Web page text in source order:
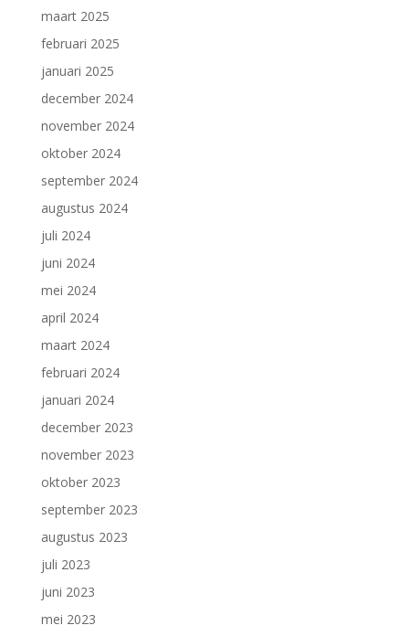
maart 2025
februari 2025
januari 2025
december 2024
november 2024
oktober 2024
september 2024
augustus 2024
juli 2024
juni 2024
mei 2024
april 2024
maart 2024
februari 2024
januari 2024
december 2023
november 2023
oktober 2023
september 2023
augustus 2023
juli 2023
juni 2023
mei 2023